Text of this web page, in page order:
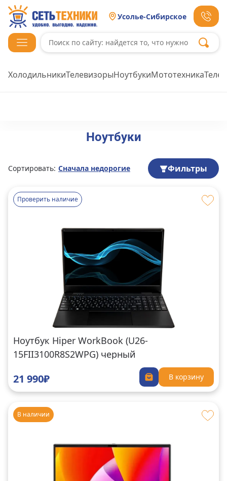
Усолье-Сибирское
ХолодильникиТелевизорыНоутбукиМототехника
Ноутбуки
Сортировать: Сначала недорогие Фильтры
Проверить наличие
Ноутбук Hiper WorkBook (U26-
15FII3100R8S2WPG) черный
21 990₽ В корзину
В наличии